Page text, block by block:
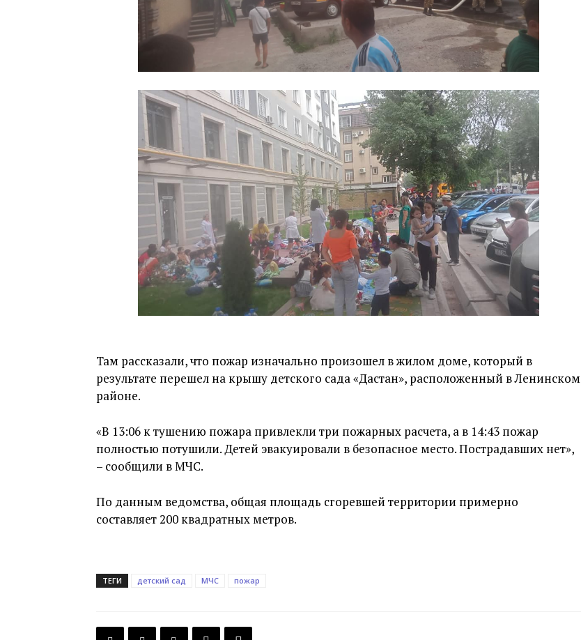
Там рассказали, что пожар изначально произошел в жилом доме, который в
результате перешел на крышу детского сада «Дастан», расположенный в Ленинском
районе.
«В 13:06 к тушению пожара привлекли три пожарных расчета, а в 14:43 пожар
полностью потушили. Детей эвакуировали в безопасное место. Пострадавших нет»,
– сообщили в МЧС.
По данным ведомства, общая площадь сгоревшей территории примерно
составляет 200 квадратных метров.
ТЕГИ детский сад МЧС пожар